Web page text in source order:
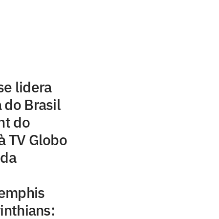
lidera
do Brasil
do
TV Globo